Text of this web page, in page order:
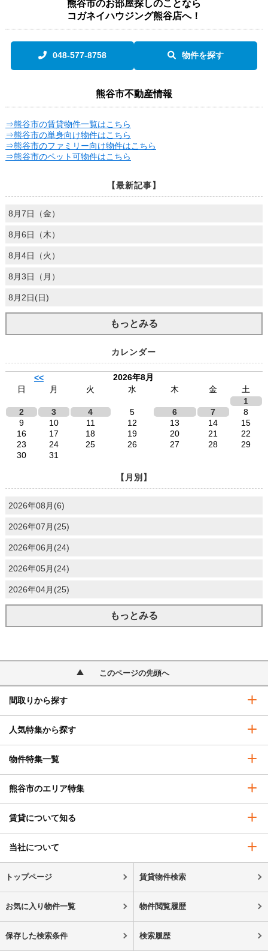
熊谷市のお部屋探しのことなら
コガネイハウジング熊谷店へ！
048-577-8758 物件を探す
熊谷市不動産情報
⇒熊谷市の賃貸物件一覧はこちら
⇒熊谷市の単身向け物件はこちら
⇒熊谷市のファミリー向け物件はこちら
⇒熊谷市のペット可物件はこちら
【最新記事】
8月7日（金）
8月6日（木）
8月4日（火）
8月3日（月）
8月2日(日)
もっとみる
カレンダー
<<
2026年8月
日
月 火 水 木 金
土
1
2
3 4 5 6 7
8
9
10 11 12 13 14
15
16
17 18 19 20 21
22
23
24 25 26 27 28
29
30
31
【月別】
2026年08月(6)
2026年07月(25)
2026年06月(24)
2026年05月(24)
2026年04月(25)
もっとみる
このページの先頭へ
間取りから探す
人気特集から探す
物件特集一覧
熊谷市のエリア特集
賃貸について知る
当社について
トップページ 賃貸物件検索
お気に入り物件一覧 物件閲覧履歴
保存した検索条件 検索履歴